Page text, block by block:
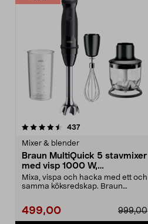
437recensioner
Mixer & blender
Braun MultiQuick 5 stavmixer
med visp 1000 W,
MQ50202M
Mixa, vispa och hacka med ett och
samma köksredskap. Braun
499,00 999,00
4.5 av 5 stjärnor